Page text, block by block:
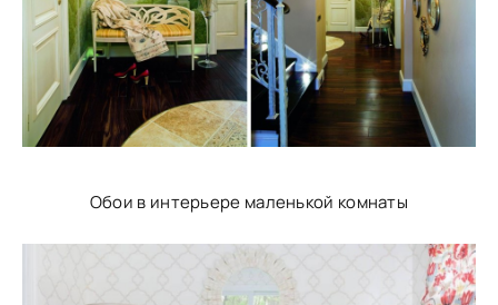
Обои в интерьере маленькой комнаты